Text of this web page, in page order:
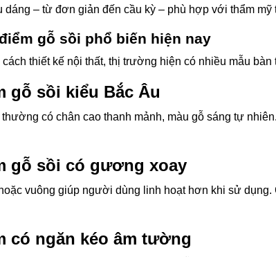
dáng – từ đơn giản đến cầu kỳ – phù hợp với thẩm
gỗ sồi phổ biến hiện nay
thiết kế nội thất, thị trường hiện có nhiều mẫu
gỗ sồi kiểu Bắc Âu
có chân cao thanh mảnh, màu gỗ sáng tự
gỗ sồi có gương xoay
vuông giúp người dùng linh hoạt hơn khi sử dụng.
có ngăn kéo âm tường